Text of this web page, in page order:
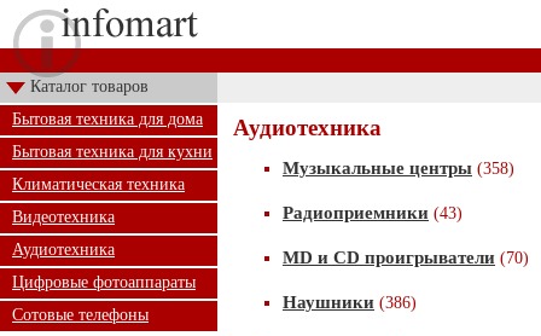
Каталог товаров
Бытовая техника для дома
Бытовая техника для кухни
Климатическая техника
Видеотехника
Аудиотехника
Цифровые фотоаппараты
Сотовые телефоны
Аудиотехника
Музыкальные центры (358)
Радиоприемники (43)
MD и CD проигрыватели (70)
Наушники (386)